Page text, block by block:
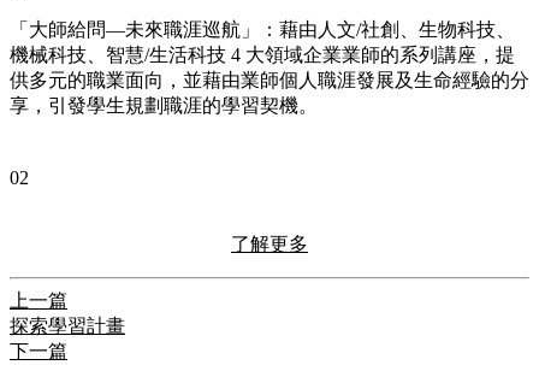
「大師給問—未來職涯巡航」：藉由人文/社創、生物科技、
機械科技、智慧/生活科技 4 大領域企業業師的系列講座，提
供多元的職業面向，並藉由業師個人職涯發展及生命經驗的分
享，引發學生規劃職涯的學習契機。
02
了解更多
上一篇
探索學習計畫
下一篇